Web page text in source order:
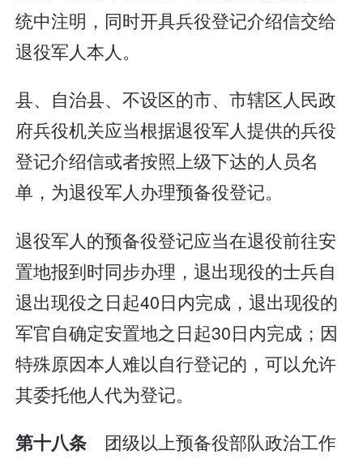
统中注明，同时开具兵役登记介绍信交给
退役军人本人。
县、自治县、不设区的市、市辖区人民政
府兵役机关应当根据退役军人提供的兵役
登记介绍信或者按照上级下达的人员名
单，为退役军人办理预备役登记。
退役军人的预备役登记应当在退役前往安
置地报到时同步办理，退出现役的士兵自
退出现役之日起40日内完成，退出现役的
军官自确定安置地之日起30日内完成；因
特殊原因本人难以自行登记的，可以允许
其委托他人代为登记。
第十八条 团级以上预备役部队政治工作